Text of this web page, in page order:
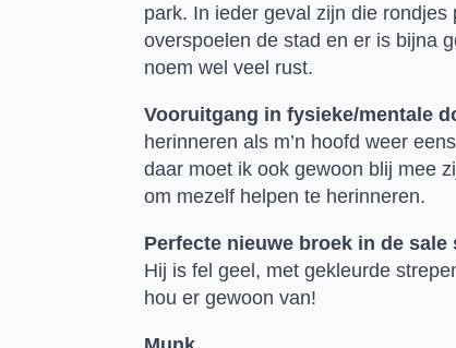
park. In ieder geval zijn die
overspoelen de stad en er is bijna
noem wel veel rust.
Vooruitgang in fysieke/mentale
herinneren als m’n hoofd weer
daar moet ik ook gewoon blij mee
om mezelf helpen te herinneren.
Perfecte nieuwe broek in de sale
Hij is fel geel, met gekleurde
hou er gewoon van!